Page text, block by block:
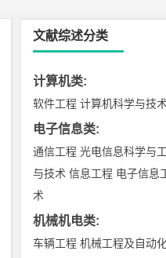
文献综述分类
计算机类:
软件工程 计算机科学与技术
电子信息类:
通信工程 光电信息科学与
与技术 信息工程 电子信息
术
机械机电类:
车辆工程 机械工程及自动